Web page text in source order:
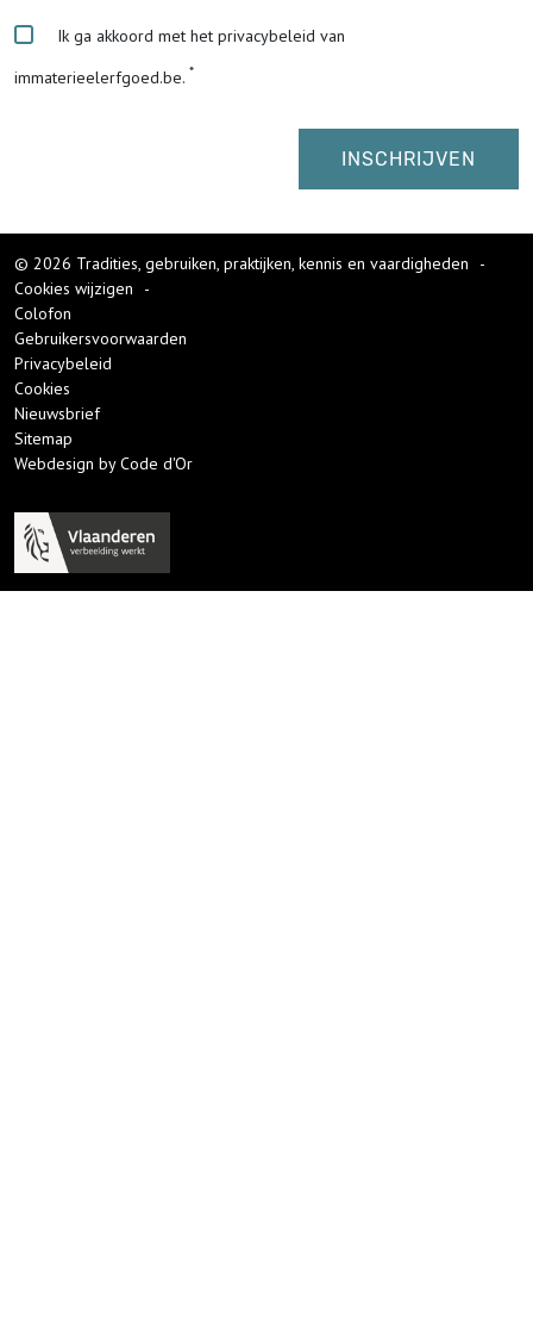
Ik ga akkoord met het privacybeleid van
immaterieelerfgoed.be.
© 2026 Tradities, gebruiken, praktijken, kennis en vaardigheden
-
Cookies wijzigen
-
Colofon
Gebruikersvoorwaarden
Privacybeleid
Cookies
Nieuwsbrief
Sitemap
Webdesign by Code d'Or